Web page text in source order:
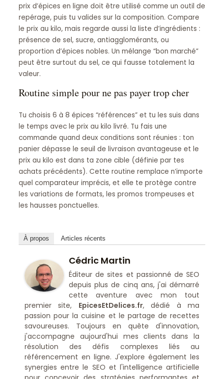
prix d’épices en ligne doit être utilisé comme un outil de
repérage, puis tu valides sur la composition. Compare
le prix au kilo, mais regarde aussi la liste d’ingrédients :
présence de sel, sucre, antiagglomérants, ou
proportion d’épices nobles. Un mélange “bon marché”
peut être surtout du sel, ce qui fausse totalement la
valeur.
Routine simple pour ne pas payer trop cher
Tu choisis 6 à 8 épices “références” et tu les suis dans
le temps avec le prix au kilo livré. Tu fais une
commande quand deux conditions sont réunies : ton
panier dépasse le seuil de livraison avantageuse et le
prix au kilo est dans ta zone cible (définie par tes
achats précédents). Cette routine remplace n’importe
quel comparateur imprécis, et elle te protège contre
les variations de formats, les promos trompeuses et
les hausses ponctuelles.
À propos Articles récents
Cédric Martin
Éditeur de sites et passionné de SEO
depuis plus de cinq ans, j'ai démarré
cette aventure avec mon tout
premier site, EpicesEtDelices.fr, dédié à ma
passion pour la cuisine et le partage de recettes
savoureuses. Toujours en quête d'innovation,
j'accompagne aujourd'hui mes clients dans la
résolution des défis complexes liés au
référencement en ligne. J'explore également les
synergies entre le SEO et l'intelligence artificielle